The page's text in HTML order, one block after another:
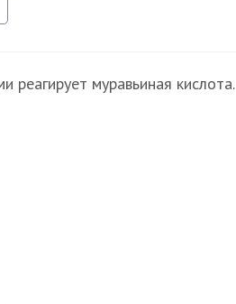
муравьиная кислота.